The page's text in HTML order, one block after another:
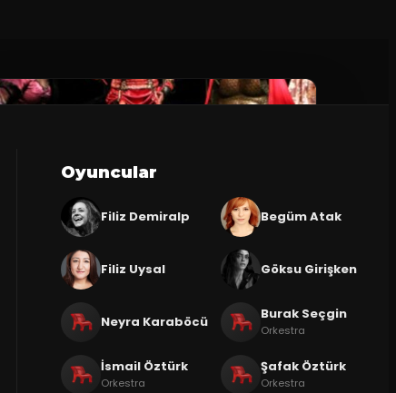
Oyuncular
Filiz Demiralp Begüm Atak
Filiz Uysal Göksu Girişken
Neyra Karaböcü Burak Seçgin
Orkestra
İsmail Öztürk
Orkestra
Şafak Öztürk
Orkestra